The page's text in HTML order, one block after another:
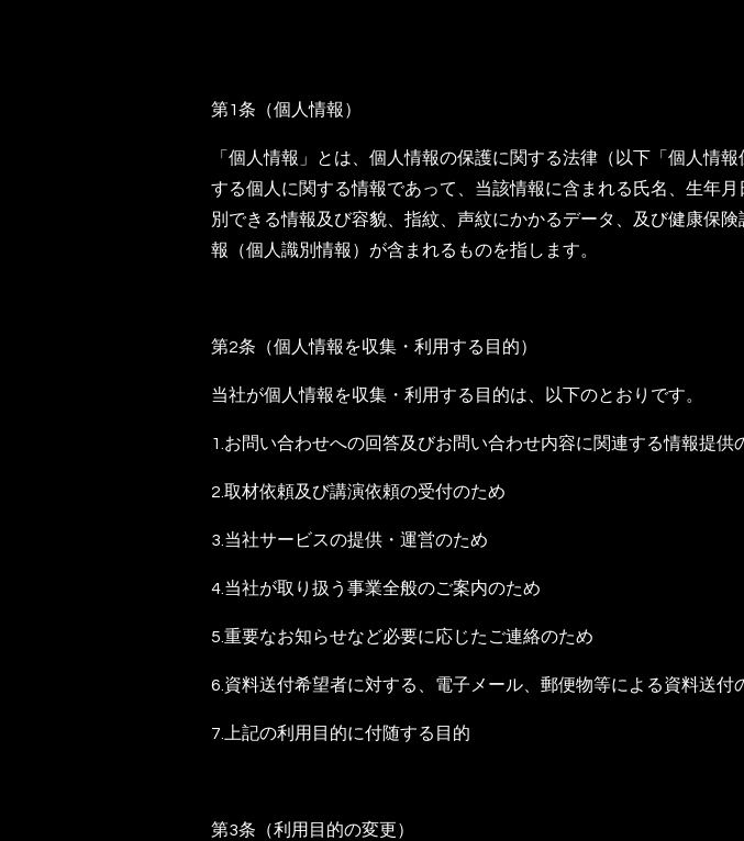
第1条（個人情報）
「個人情報」とは、個人情報の保護に関する法律（以下「個人情
する個人に関する情報であって、当該情報に含まれる氏名、生年
別できる情報及び容貌、指紋、声紋にかかるデータ、及び健康保
報（個人識別情報）が含まれるものを指します。
第2条（個人情報を収集・利用する目的）
当社が個人情報を収集・利用する目的は、以下のとおりです。
1.お問い合わせへの回答及びお問い合わせ内容に関連する情報提供
2.取材依頼及び講演依頼の受付のため
3.当社サービスの提供・運営のため
4.当社が取り扱う事業全般のご案内のため
5.重要なお知らせなど必要に応じたご連絡のため
6.資料送付希望者に対する、電子メール、郵便物等による資料送付
7.上記の利用目的に付随する目的
第3条（利用目的の変更）